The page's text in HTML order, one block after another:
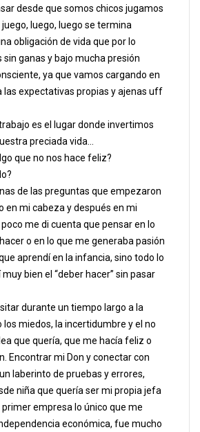
desde que somos chicos jugamos
juego, luego, luego se termina
obligación de vida que por lo
ganas y bajo mucha presión
ya que vamos cargando en
las expectativas propias y ajenas uff
es el lugar donde invertimos
preciada vida…
que no nos hace feliz?
de las preguntas que empezaron
en mi cabeza y después en mi
me di cuenta que pensar en lo
o en lo que me generaba pasión
aprendí en la infancia, sino todo lo
bien el “deber hacer” sin pasar
durante un tiempo largo a la
miedos, la incertidumbre y el no
que quería, que me hacía feliz o
Encontrar mi Don y conectar con
laberinto de pruebas y errores,
niña que quería ser mi propia jefa
empresa lo único que me
económica, fue mucho